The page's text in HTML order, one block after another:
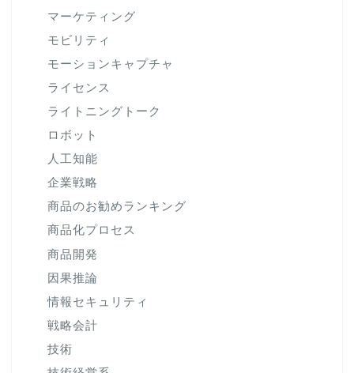
マーケティング
モビリティ
モーションキャプチャ
ライセンス
ライトニングトーク
ロボット
人工知能
企業戦略
商品のお勧めランキング
商品化プロセス
商品開発
因果推論
情報セキュリティ
戦略会計
技術